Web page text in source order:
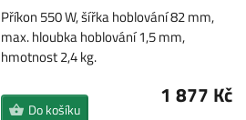
Příkon 550 W, šířka hoblování 82 mm,
max. hloubka hoblování 1,5 mm,
hmotnost 2,4 kg.
1 877 Kč
Do košíku